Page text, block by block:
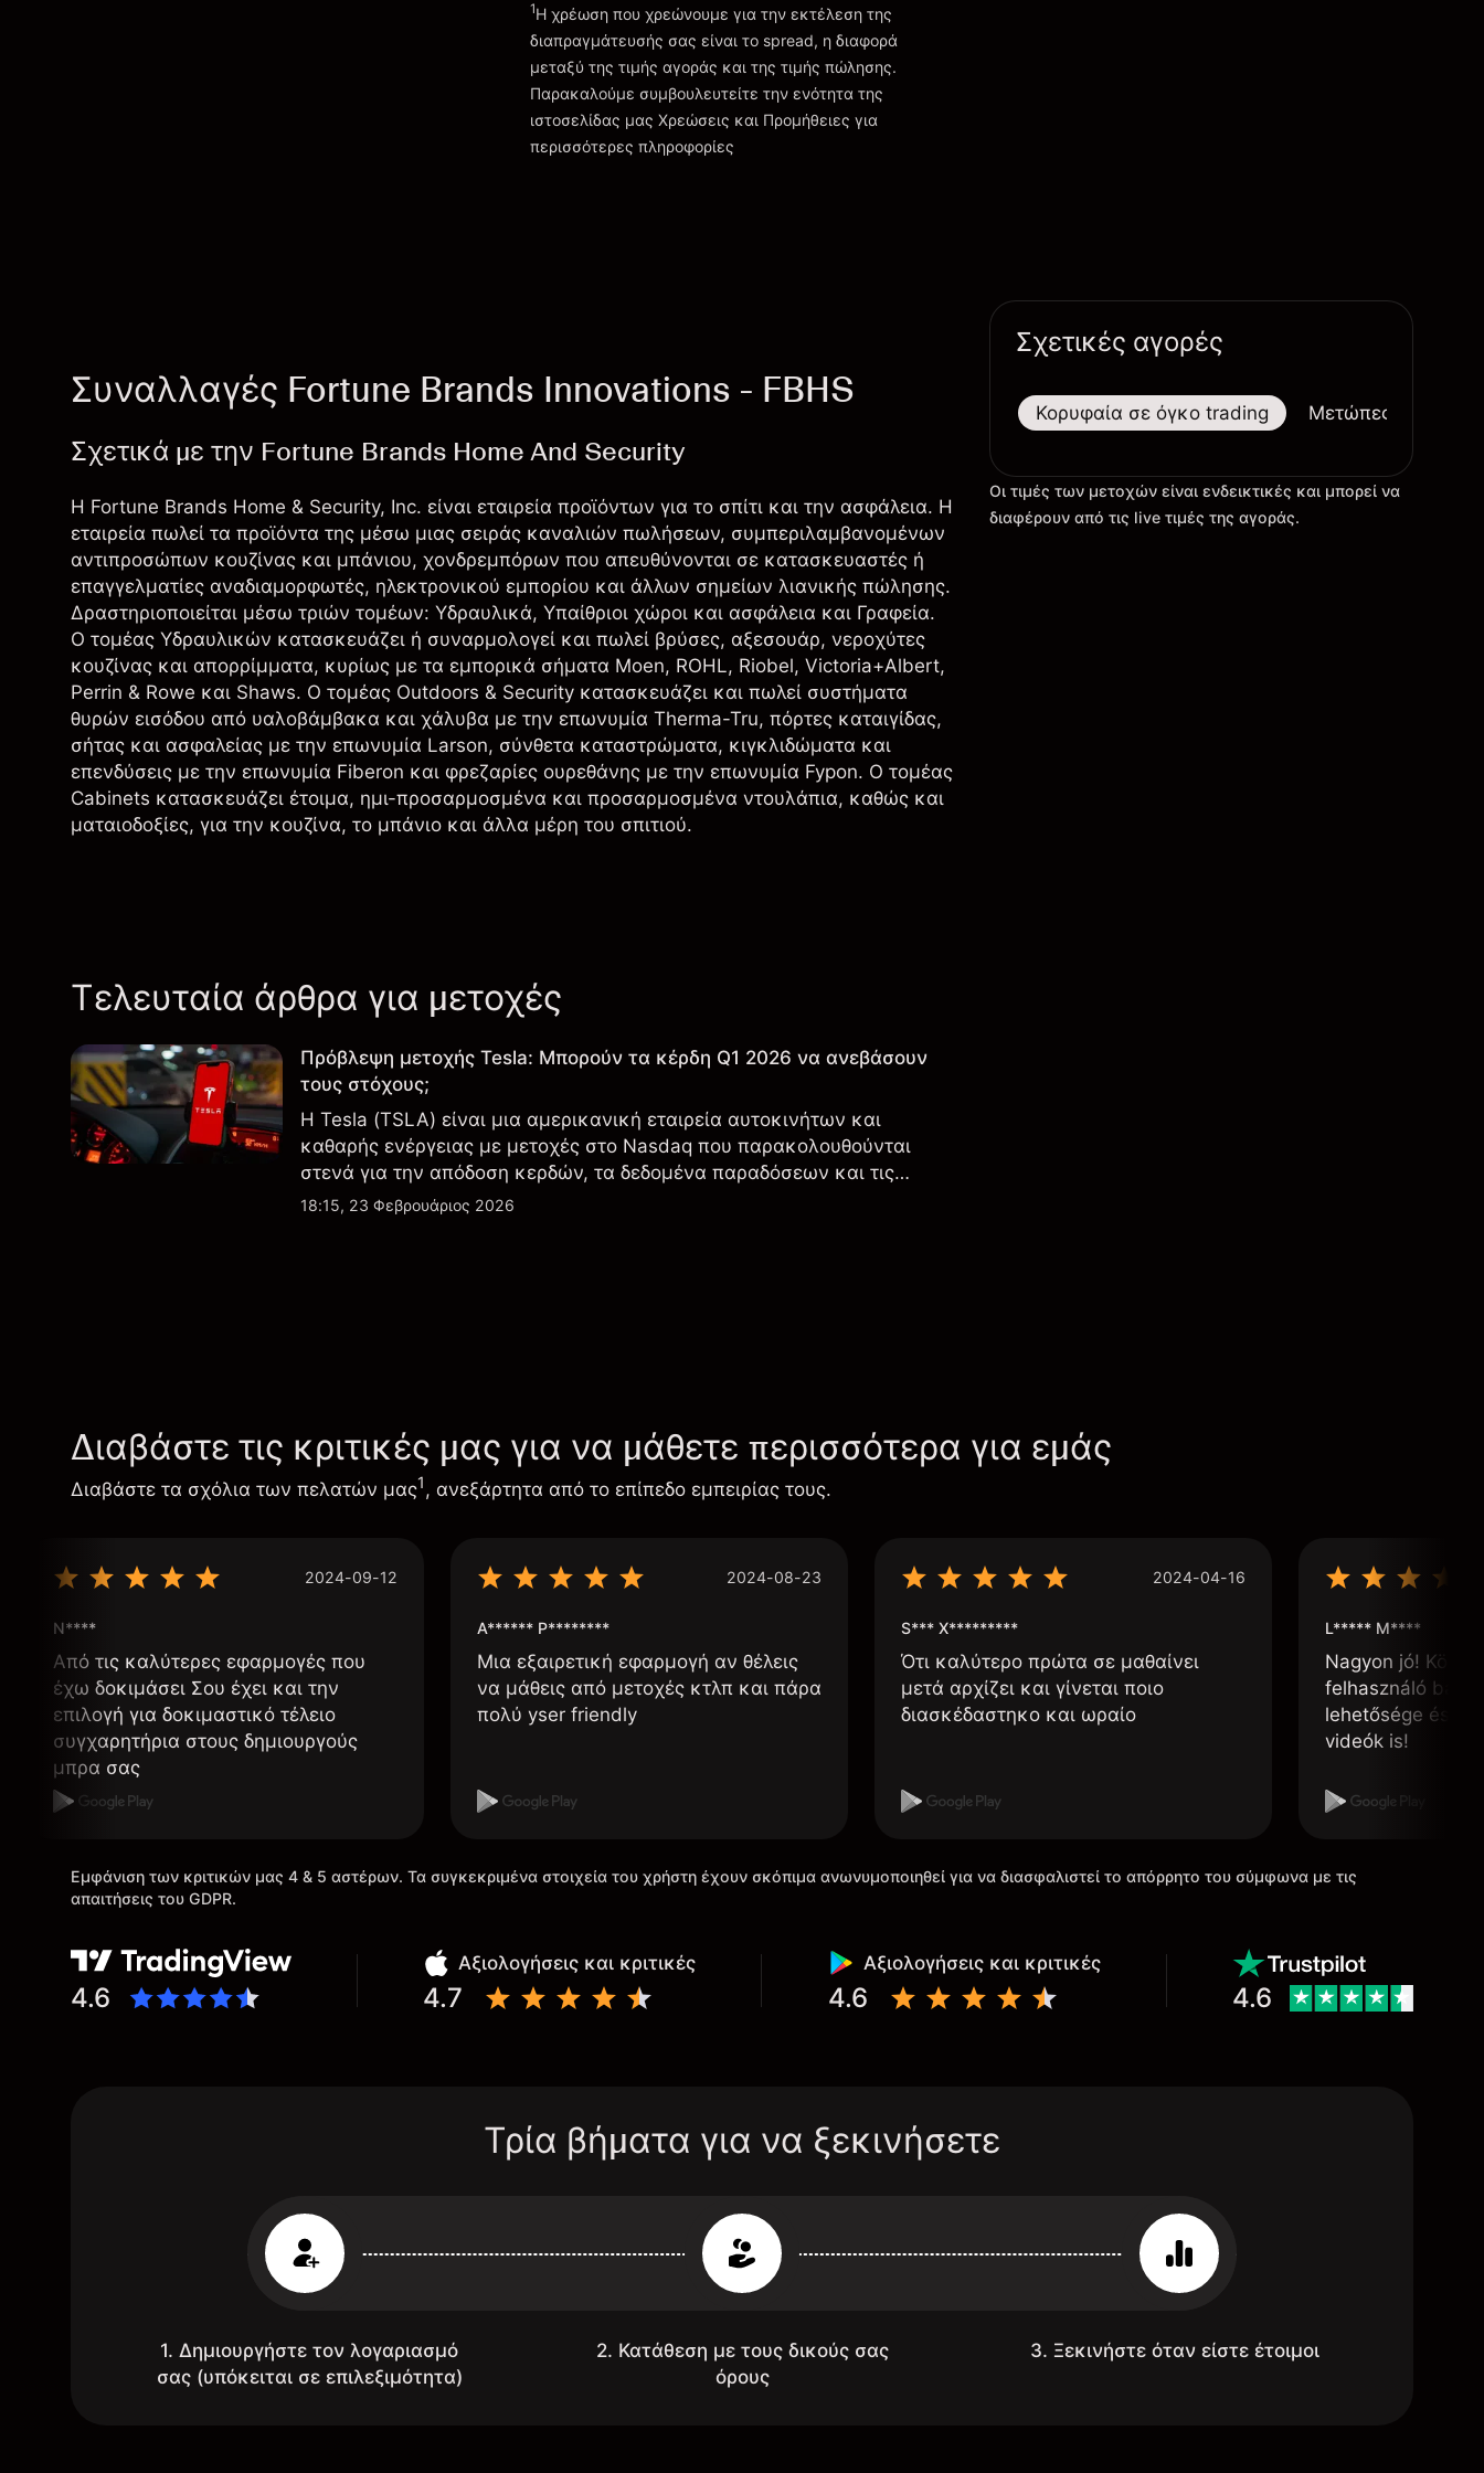
Χρεώσεις και Τέλη
1Η χρέωση που χρεώνουμε για την εκτέλεση της
διαπραγμάτευσής σας είναι το spread, η διαφορά
μεταξύ της τιμής αγοράς και της τιμής πώλησης.
Παρακαλούμε συμβουλευτείτε την ενότητα της
ιστοσελίδας μας Χρεώσεις και Προμήθειες για
περισσότερες πληροφορίες
Συναλλαγές Fortune Brands Innovations - FBHS
Σχετικά με την Fortune Brands Home And Security
Η Fortune Brands Home & Security, Inc. είναι εταιρεία προϊόντων για το σπίτι και την ασφάλεια. Η
εταιρεία πωλεί τα προϊόντα της μέσω μιας σειράς καναλιών πωλήσεων, συμπεριλαμβανομένων
αντιπροσώπων κουζίνας και μπάνιου, χονδρεμπόρων που απευθύνονται σε κατασκευαστές ή
επαγγελματίες αναδιαμορφωτές, ηλεκτρονικού εμπορίου και άλλων σημείων λιανικής πώλησης.
Δραστηριοποιείται μέσω τριών τομέων: Υδραυλικά, Υπαίθριοι χώροι και ασφάλεια και Γραφεία.
Ο τομέας Υδραυλικών κατασκευάζει ή συναρμολογεί και πωλεί βρύσες, αξεσουάρ, νεροχύτες
κουζίνας και απορρίμματα, κυρίως με τα εμπορικά σήματα Moen, ROHL, Riobel, Victoria+Albert,
Perrin & Rowe και Shaws. Ο τομέας Outdoors & Security κατασκευάζει και πωλεί συστήματα
θυρών εισόδου από υαλοβάμβακα και χάλυβα με την επωνυμία Therma-Tru, πόρτες καταιγίδας,
σήτας και ασφαλείας με την επωνυμία Larson, σύνθετα καταστρώματα, κιγκλιδώματα και
επενδύσεις με την επωνυμία Fiberon και φρεζαρίες ουρεθάνης με την επωνυμία Fypon. Ο τομέας
Cabinets κατασκευάζει έτοιμα, ημι-προσαρμοσμένα και προσαρμοσμένα ντουλάπια, καθώς και
ματαιοδοξίες, για την κουζίνα, το μπάνιο και άλλα μέρη του σπιτιού.
Τελευταία άρθρα για μετοχές
Πρόβλεψη μετοχής Tesla: Μπορούν τα κέρδη Q1 2026 να ανεβάσουν
τους στόχους;
Η Tesla (TSLA) είναι μια αμερικανική εταιρεία αυτοκινήτων και
καθαρής ενέργειας με μετοχές στο Nasdaq που παρακολουθούνται
στενά για την απόδοση κερδών, τα δεδομένα παραδόσεων και τις
εξελίξεις στην τεχνολογία και την παραγωγή.
18:15, 23 Φεβρουάριος 2026
Σχετικές αγορές
Κορυφαία σε όγκο trading Μετώπες
Οι τιμές των μετοχών είναι ενδεικτικές και μπορεί να
διαφέρουν από τις live τιμές της αγοράς.
Διαβάστε τις κριτικές μας για να μάθετε περισσότερα για εμάς
Διαβάστε τα σχόλια των πελατών μας1, ανεξάρτητα από το επίπεδο εμπειρίας τους.
2024-09-12
N****
Από τις καλύτερες εφαρμογές που
έχω δοκιμάσει Σου έχει και την
επιλογή για δοκιμαστικό τέλειο
συγχαρητήρια στους δημιουργούς
μπρα σας
2024-08-23
A****** P********
Μια εξαιρετική εφαρμογή αν θέλεις
να μάθεις από μετοχές κτλπ και πάρα
πολύ yser friendly
2024-04-16
S*** X*********
Ότι καλύτερο πρώτα σε μαθαίνει
μετά αρχίζει και γίνεται ποιο
διασκέδαστηκο και ωραίο
L***** M****
Nagyon jó!
felhasználó
lehetősége és,
videók is!
Εμφάνιση των κριτικών μας 4 & 5 αστέρων. Τα συγκεκριμένα στοιχεία του χρήστη έχουν σκόπιμα ανωνυμοποιηθεί για να διασφαλιστεί το απόρρητο του σύμφωνα με τις
απαιτήσεις του GDPR.
4.6
Αξιολογήσεις και κριτικές
4.7
Αξιολογήσεις και κριτικές
4.6 4.6
Τρία βήματα για να ξεκινήσετε
1. Δημιουργήστε τον λογαριασμό
σας (υπόκειται σε επιλεξιμότητα)
2. Κατάθεση με τους δικούς σας
όρους
3. Ξεκινήστε όταν είστε έτοιμοι